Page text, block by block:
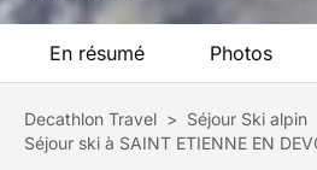
En résumé Photos
Decathlon Travel > Séjour Ski alpin